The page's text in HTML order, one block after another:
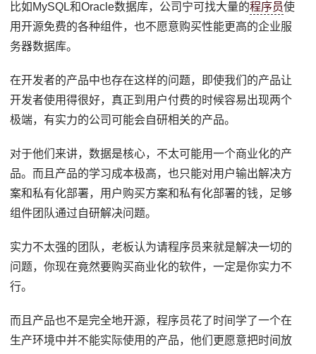
比如MySQL和Oracle数据库，公司宁可找大量的程序员使
用开源免费的各种组件，也不愿意购买性能更高的企业服
务器数据库。
在开发者的产品中也存在这样的问题，即使我们的产品让
开发者使用得很好，真正到用户付费的时候容易出现两个
极端，有实力的公司可能会自研相关的产品。
对于他们来讲，数据是核心，不太可能用一个商业化的产
品。而且产品的学习成本极高，也只能对用户输出解决方
案和私有化部署，用户购买方案和私有化部署的钱，足够
组件团队通过自研解决问题。
实力不太强的团队，老板认为请程序员来就是解决一切的
问题，你现在竟然要购买商业化的软件，一定是你实力不
行。
而且产品也不是完全地开源，程序员花了时间学了一个在
生产环境中并不能实际使用的产品，他们更愿意把时间放